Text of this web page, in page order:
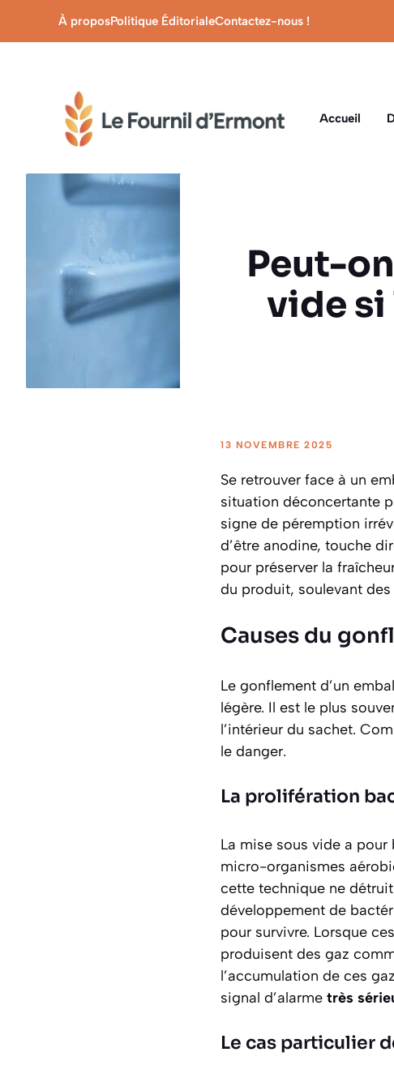
À proposPolitique ÉditorialeContactez-nous !
Accueil
Peut-
vide si
13 NOVEMBRE 2025
Se retrouver face à un
situation déconcertante
signe de péremption
d’être anodine, touche
pour préserver la
du produit, soulevant
Causes du
Le gonflement d’un
légère. Il est le plus
l’intérieur du sachet.
le danger.
La prolifération
La mise sous vide a pour
micro-organismes
cette technique ne
développement de
pour survivre. Lorsque
produisent des gaz
l’accumulation de ces
signal d’alarme très
Le cas particulier